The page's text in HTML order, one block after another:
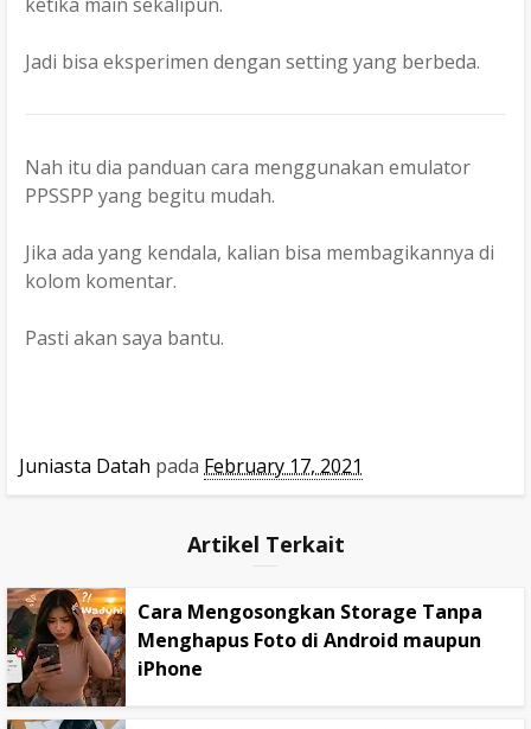
Jadi bisa eksperimen dengan setting yang berbeda.
Nah itu dia panduan cara menggunakan emulator
PPSSPP yang begitu mudah.
Jika ada yang kendala, kalian bisa membagikannya di
kolom komentar.
Pasti akan saya bantu.
Juniasta Datah pada February 17, 2021
Artikel Terkait
Cara Mengosongkan Storage Tanpa
Menghapus Foto di Android maupun
iPhone